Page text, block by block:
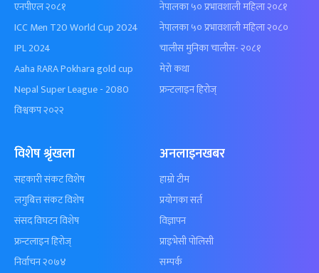
एनपीएल २०८१
ICC Men T20 World Cup 2024
IPL 2024
Aaha RARA Pokhara gold cup
Nepal Super League - 2080
विश्वकप २०२२
नेपालका ५० प्रभावशाली महिला २०८१
नेपालका ५० प्रभावशाली महिला २०८०
चालीस मुनिका चालीस- २०८१
मेरो कथा
फ्रन्टलाइन हिरोज्
विशेष श्रृंखला
सहकारी संकट विशेष
लगुबित्त संकट विशेष
संसद विघटन विशेष
फ्रन्टलाइन हिरोज्
निर्वाचन २०७४
अनलाइनखबर
हाम्रो टीम
प्रयोगका सर्त
विज्ञापन
प्राइभेसी पोलिसी
सम्पर्क